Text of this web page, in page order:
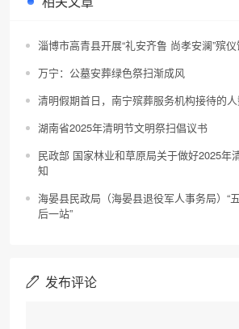
淄博市高青县开展“礼安齐鲁 尚孝安澜”殡
万宁：公墓安葬绿色祭扫渐成风
清明假期首日，南宁殡葬服务机构接待的
湖南省2025年清明节文明祭扫倡议书
民政部 国家林业和草原局关于做好2025年
知
海晏县民政局（海晏县退役军人事务局）“
后一站”
发布评论